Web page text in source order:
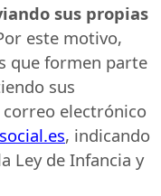
sus propias
este motivo,
que formen parte
sus
electrónico
, indicando
Ley de Infancia y